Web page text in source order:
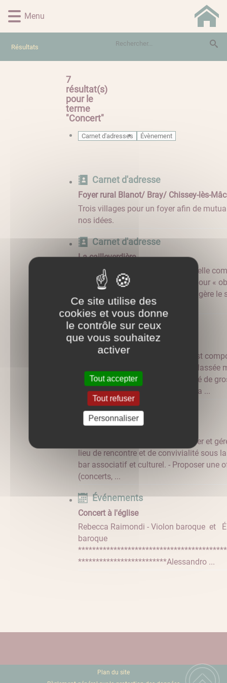
d'accès
menu
d'accès
contenu
principal
d'accès
recherche
d'accès
pied
de
Menu
Résultats
7
résultat(s)
pour le
terme
"Concert"
Carnet d'adresses Évènement
Carnet d'adresse
Foyer rural Blanot/ Bray/ Chissey-lès-
Trois villages pour un foyer afin de
nos idées.
Carnet d'adresse
La cailleverdière
L'association s'est créée en 2012, elle
quarantaine d’adhérents. Elle a pour «
soutien à l'action communale qui gère le
DE ...
Carnet d'adresse
Comité de restauration de l'église
Le comité existe depuis 1977 .Il est
bénévoles . L'église Saint Martin classée
historique depuis 1929 a nécessité de
contribution financière du comité a ...
Carnet d'adresse
café associatif "Le Coing"
Un café associatif pour: - Organiser et
lieu de rencontre et de convivialité sous
bar associatif et culturel. - Proposer une
(concerts, ...
Événements
Concert à l'église
Rebecca Raimondi - Violon baroque et
baroque
************************* ​​​​​​​Alessandro ...
Plan du site
Ce site utilise des
cookies et vous donne
le contrôle sur ceux
que vous souhaitez
activer
Tout accepter
Tout refuser
Personnaliser